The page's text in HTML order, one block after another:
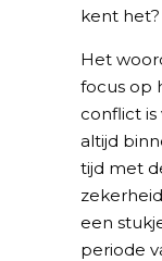
kent het?
Het
focus op
conflict is
altijd
tijd met
een
periode